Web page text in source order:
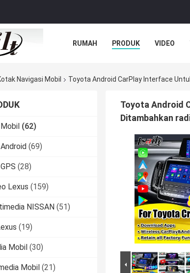
RUMAH PRODUK VIDEO
Navigasi Mobil Toyota Android CarPlay Interface
(62)
(69)
(28)
Lexus (159)
NISSAN (51)
(19)
Mobil (30)
Mobil (21)
Toyota Android
Ditambahkan